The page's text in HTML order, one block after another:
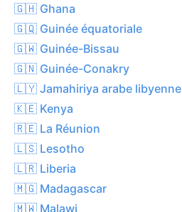
🇬🇭 Ghana
🇬🇶 Guinée équatoriale
🇬🇼 Guinée-Bissau
🇬🇳 Guinée-Conakry
🇱🇾 Jamahiriya arabe libyenne
🇰🇪 Kenya
🇷🇪 La Réunion
🇱🇸 Lesotho
🇱🇷 Liberia
🇲🇬 Madagascar
🇲🇼 Malawi